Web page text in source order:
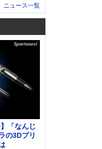
ニュース一覧
「なんじ
の3Dプリ